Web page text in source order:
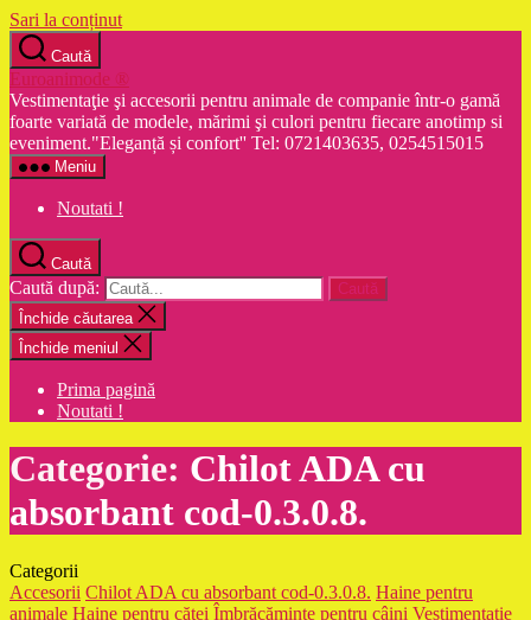
Sari la conținut
Caută
Euroanimode ®
Vestimentaţie şi accesorii pentru animale de companie într-o gamă
foarte variată de modele, mărimi şi culori pentru fiecare anotimp si
eveniment."Eleganță și confort'' Tel: 0721403635, 0254515015
Meniu
Noutati !
Caută
Caută după:
Închide căutarea
Închide meniul
Prima pagină
Noutati !
Categorie: Chilot ADA cu
absorbant cod-0.3.0.8.
Categorii
Accesorii Chilot ADA cu absorbant cod-0.3.0.8. Haine pentru
animale Haine pentru căţei Îmbrăcăminte pentru câini Vestimentație